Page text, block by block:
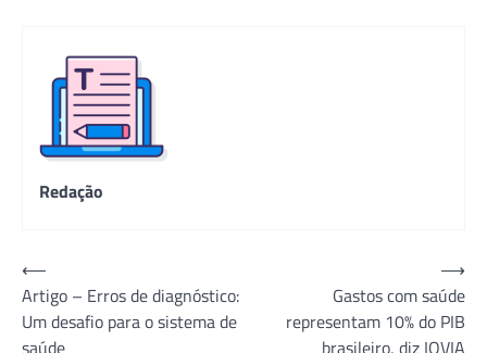
Redação
Navegação
de
Post
⟵
Artigo – Erros de diagnóstico:
Um desafio para o sistema de
saúde
Gastos com saúde
representam 10% do PIB
brasileiro, diz IQVIA
⟶